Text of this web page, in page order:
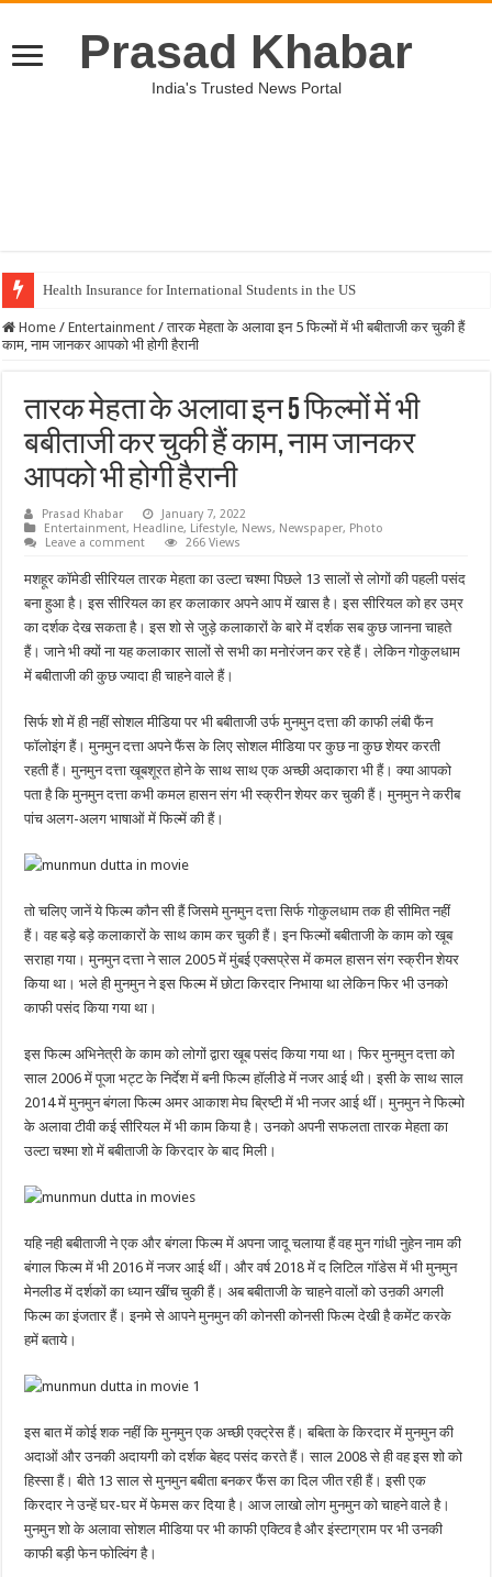
Prasad Khabar
India's Trusted News Portal
Health Insurance for International Students in the US
Unveiling the Best Medical Insurance Plans in the US
Home / Entertainment / तारक मेहता के अलावा इन 5 फिल्मों में भी बबीताजी कर चुकी हैं
काम, नाम जानकर आपको भी होगी हैरानी
तारक मेहता के अलावा इन 5 फिल्मों में भी
बबीताजी कर चुकी हैं काम, नाम जानकर
आपको भी होगी हैरानी
Prasad Khabar
January 7, 2022
Entertainment, Headline, Lifestyle, News, Newspaper, Photo
Leave a comment
266 Views
मशहूर कॉमेडी सीरियल तारक मेहता का उल्टा चश्मा पिछले 13 सालों से लोगों की पहली पसंद
बना हुआ है। इस सीरियल का हर कलाकार अपने आप में खास है। इस सीरियल को हर उम्र
का दर्शक देख सकता है। इस शो से जुड़े कलाकारों के बारे में दर्शक सब कुछ जानना चाहते
हैं। जाने भी क्यों ना यह कलाकार सालों से सभी का मनोरंजन कर रहे हैं। लेकिन गोकुलधाम
में बबीताजी की कुछ ज्यादा ही चाहने वाले हैं।
सिर्फ शो में ही नहीं सोशल मीडिया पर भी बबीताजी उर्फ मुनमुन दत्ता की काफी लंबी फैंन
फॉलोइंग हैं। मुनमुन दत्ता अपने फैंस के लिए सोशल मीडिया पर कुछ ना कुछ शेयर करती
रहती हैं। मुनमुन दत्ता खूबशूरत होने के साथ साथ एक अच्छी अदाकारा भी हैं। क्या आपको
पता है कि मुनमुन दत्ता कभी कमल हासन संग भी स्क्रीन शेयर कर चुकी हैं। मुनमुन ने करीब
पांच अलग-अलग भाषाओं में फिल्में की हैं।
तो चलिए जानें ये फिल्म कौन सी हैं जिसमे मुनमुन दत्ता सिर्फ गोकुलधाम तक ही सीमित नहीं
हैं। वह बड़े बड़े कलाकारों के साथ काम कर चुकी हैं। इन फिल्मों बबीताजी के काम को खूब
सराहा गया। मुनमुन दत्ता ने साल 2005 में मुंबई एक्सप्रेस में कमल हासन संग स्क्रीन शेयर
किया था। भले ही मुनमुन ने इस फिल्म में छोटा किरदार निभाया था लेकिन फिर भी उनको
काफी पसंद किया गया था।
इस फिल्म अभिनेत्री के काम को लोगों द्वारा खूब पसंद किया गया था। फिर मुनमुन दत्ता को
साल 2006 में पूजा भट्ट के निर्देश में बनी फिल्म हॉलीडे में नजर आई थी। इसी के साथ साल
2014 में मुनमुन बंगला फिल्म अमर आकाश मेघ ब्रिष्टी में भी नजर आई थीं। मुनमुन ने फिल्मो
के अलावा टीवी कई सीरियल में भी काम किया है। उनको अपनी सफलता तारक मेहता का
उल्टा चश्मा शो में बबीताजी के किरदार के बाद मिली।
यहि नही बबीताजी ने एक और बंगला फिल्म में अपना जादू चलाया हैं वह मुन गांधी नुहेन नाम की
बंगाल फिल्म में भी 2016 में नजर आई थीं। और वर्ष 2018 में द लिटिल गॉडेस में भी मुनमुन
मेनलीड में दर्शकों का ध्यान खींच चुकी हैं। अब बबीताजी के चाहने वालों को उऩकी अगली
फिल्म का इंजतार हैं। इनमे से आपने मुनमुन की कोनसी कोनसी फिल्म देखी है कमेंट करके
हमें बताये।
इस बात में कोई शक नहीं कि मुनमुन एक अच्छी एक्ट्रेस हैं। बबिता के किरदार में मुनमुन की
अदाओं और उनकी अदायगी को दर्शक बेहद पसंद करते हैं। साल 2008 से ही वह इस शो को
हिस्सा हैं। बीते 13 साल से मुनमुन बबीता बनकर फैंस का दिल जीत रही हैं। इसी एक
किरदार ने उन्हें घर-घर में फेमस कर दिया है। आज लाखो लोग मुनमुन को चाहने वाले है।
मुनमुन शो के अलावा सोशल मीडिया पर भी काफी एक्टिव है और इंस्टाग्राम पर भी उनकी
काफी बड़ी फेन फोल्विंग है।